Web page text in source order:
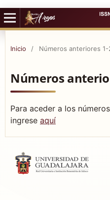
Inicio / Números anteriores 1-
Números
Para aceder a los
ingrese aquí